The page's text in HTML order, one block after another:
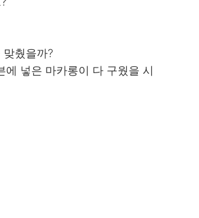
췄을까?
넣은 마카롱이 다 구웠을 시